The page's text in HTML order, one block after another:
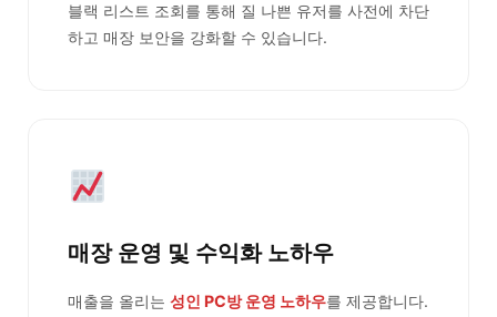
블랙 리스트 조회를 통해 질 나쁜 유저를 사전에 차단
하고 매장 보안을 강화할 수 있습니다.
매장 운영 및 수익화 노하우
매출을 올리는 성인 PC방 운영 노하우를 제공합니다.